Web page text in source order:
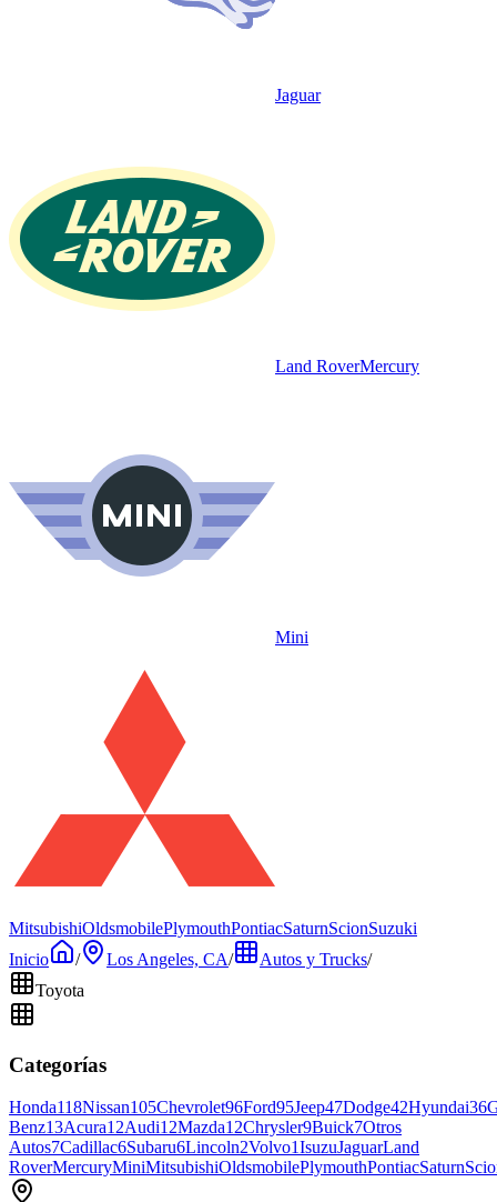
Jaguar
Land RoverMercury
Mini
MitsubishiOldsmobilePlymouthPontiacSaturnScionSuzuki
Inicio
/ Los Angeles, CA/ Autos y Trucks/
Toyota
Categorías
Honda118Nissan105Chevrolet96Ford95Jeep47Dodge42Hyundai36
Benz13Acura12Audi12Mazda12Chrysler9Buick7Otros
Autos7Cadillac6Subaru6Lincoln2Volvo1IsuzuJaguarLand
RoverMercuryMiniMitsubishiOldsmobilePlymouthPontiacSaturn